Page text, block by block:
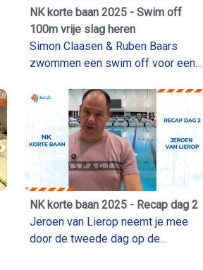
NK korte baan 2025 - Swim off
100m vrije slag heren
Simon Claasen & Ruben Baars
zwommen een swim off voor een
NK korte baan 2025 - Recap dag 2
Jeroen van Lierop neemt je mee
door de tweede dag op de